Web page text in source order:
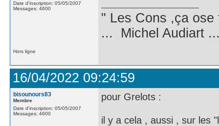
Date d'inscription: 05/05/2007
Messages: 4600
" Les Cons ,ça
... Michel Audiart
Hors ligne
16/04/2022 09:24:59
bisounours83
Membre
Date d'inscription: 05/05/2007
Messages: 4600
pour Grelots :
il y a cela , aussi , sur les